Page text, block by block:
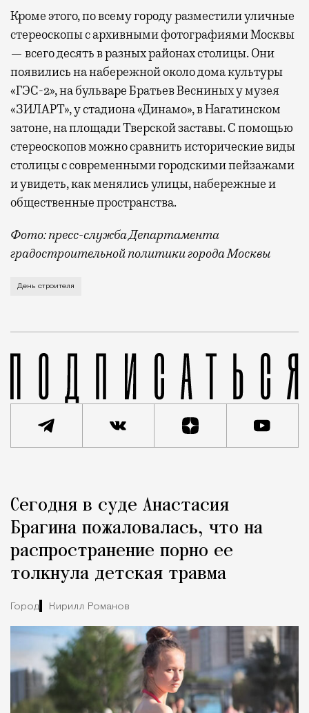
Кроме этого, по всему городу разместили уличные
стереоскопы с архивными фотографиями Москвы
— всего десять в разных районах столицы. Они
появились на набережной около дома культуры
«ГЭС-2», на бульваре Братьев Весниных у музея
«ЗИЛАРТ», у стадиона «Динамо», в Нагатинском
затоне, на площади Тверской заставы. С помощью
стереоскопов можно сравнить исторические виды
столицы с современными городскими пейзажами
и увидеть, как менялись улицы, набережные и
общественные пространства.
Фото: пресс-служба Департамента
градостроительной политики города Москвы
В этом году профессиональный праздник День
День строителя
Город
Сегодня в суде Анастасия
Брагина пожаловалась, что на
распространение порно ее
толкнула детская травма
Город Кирилл Романов